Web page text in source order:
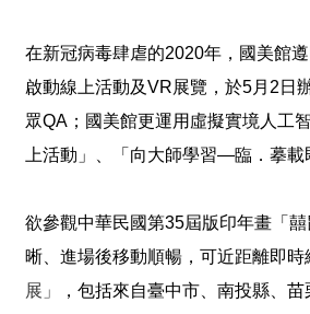
在新冠病毒肆虐的2020年，國美館
啟動線上活動及VR展覽，於5月 2 日
眾QA ；國美館更運用虛擬實境人工
上活動」、「向大師學習—臨．摹
欲參觀中華民國第35屆版印年畫「
晰、進場後移動順暢，可近距離即
展」
，包括來自臺中市、南投縣、